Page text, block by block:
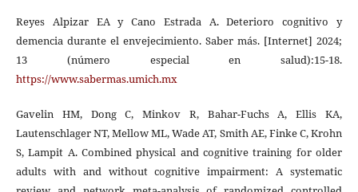
Reyes Alpizar EA y Cano Estrada A. Deterioro cognitivo y
demencia durante el envejecimiento. Saber más. [Internet] 2024;
13 (número especial en salud):15-18.
https://www.sabermas.umich.mx
Gavelin HM, Dong C, Minkov R, Bahar-Fuchs A, Ellis KA,
Lautenschlager NT, Mellow ML, Wade AT, Smith AE, Finke C, Krohn
S, Lampit A. Combined physical and cognitive training for older
adults with and without cognitive impairment: A systematic